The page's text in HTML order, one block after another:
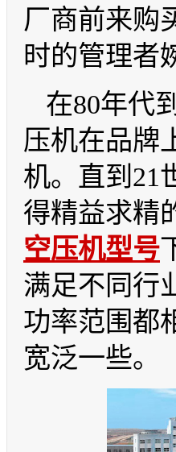
厂商前来购
时的管理者
在80年代
压机在品牌
机。直到21
得精益求精
空压机型号
满足不同行
功率范围都
宽泛一些。